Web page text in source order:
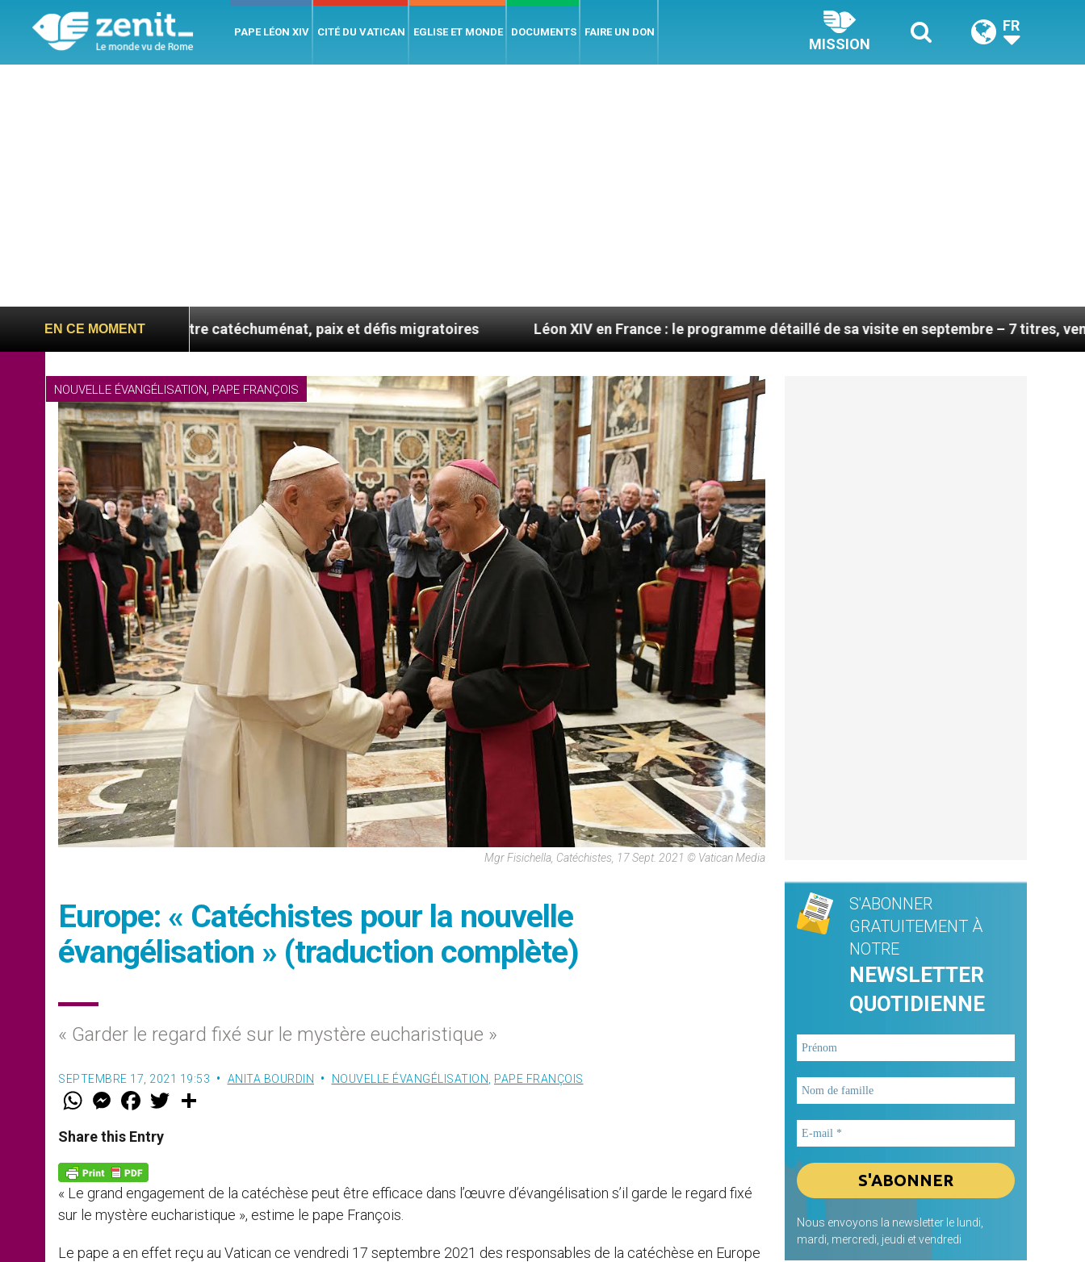
PAPE LÉON XIV CITÉ DU VATICAN EGLISE ET MONDE DOCUMENTS FAIRE UN DON
MISSION
FR
EN CE MOMENT
confie : entre catéchuménat, paix et défis migratoires Léon XIV en France : le programme détaillé de sa visite en septembre – 7 titres, vendredi 7 août
NOUVELLE ÉVANGÉLISATION, PAPE FRANÇOIS
Mgr Fisichella, Catéchistes, 17 Sept. 2021 © Vatican Media
Europe: « Catéchistes pour la nouvelle
évangélisation » (traduction complète)
« Garder le regard fixé sur le mystère eucharistique »
SEPTEMBRE 17, 2021 19:53 ANITA BOURDIN NOUVELLE ÉVANGÉLISATION PAPE FRANÇOIS
W
t
s
p
p
M
e
s
e
g
e
r
F
a
e
b
o
k
w
Share this Entry
« Le grand engagement de la catéchèse peut être efficace dans l’œuvre d’évangélisation s’il garde le regard fixé
sur le mystère eucharistique », estime le pape François.
Le pape a en effet reçu au Vatican ce vendredi 17 septembre 2021 des responsables de la catéchèse en Europe
S'ABONNER
GRATUITEMENT À
NOTRE
NEWSLETTER
QUOTIDIENNE
Nous envoyons la newsletter le lundi,
mardi, mercredi, jeudi et vendredi